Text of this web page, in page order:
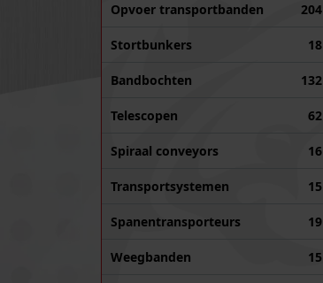
Opvoer transportbanden 204
Stortbunkers 18
Bandbochten 132
Telescopen 62
Spiraal conveyors 16
Transportsystemen 15
Spanentransporteurs 19
Weegbanden 15